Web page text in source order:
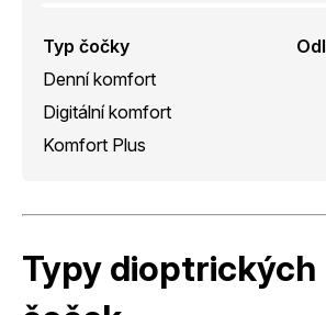
Typ čočky
Denní komfort
Digitální komfort
Komfort Plus
Typy dioptrických